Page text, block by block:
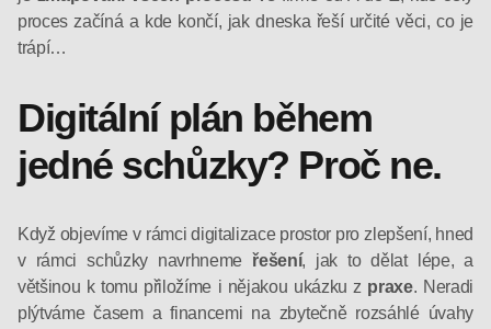
proces začíná a kde končí, jak dneska řeší určité věci, co je
trápí…
Digitální plán během
jedné schůzky? Proč ne.
Když objevíme v rámci digitalizace prostor pro zlepšení, hned
v rámci schůzky navrhneme řešení, jak to dělat lépe, a
většinou k tomu přiložíme i nějakou ukázku z praxe. Neradi
plýtváme časem a financemi na zbytečně rozsáhlé úvahy